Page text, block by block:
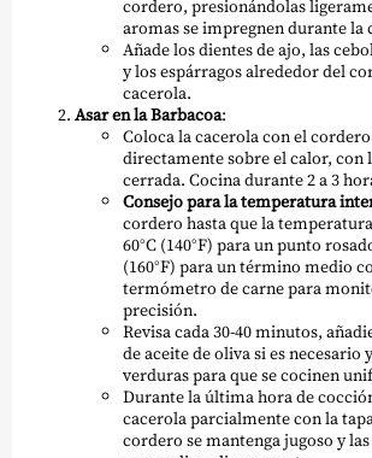
cordero, presionándolas
aromas se impregnen durante la
Añade los dientes de ajo, las
y los espárragos alrededor del
cacerola.
Asar en la Barbacoa:
Coloca la cacerola con el
directamente sobre el calor, con
cerrada. Cocina durante 2 a 3
Consejo para la temperatura
cordero hasta que la
60°C (140°F) para un punto
(160°F) para un término medio
termómetro de carne para
precisión.
Revisa cada 30-40 minutos,
de aceite de oliva si es necesario
verduras para que se cocinen
Durante la última hora de
cacerola parcialmente con la
cordero se mantenga jugoso y